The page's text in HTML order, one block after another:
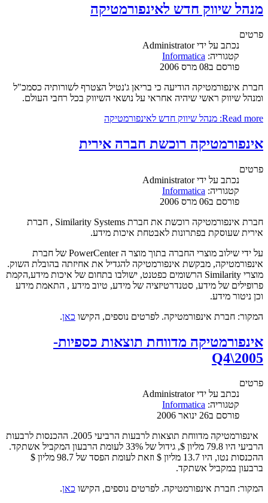
מנהל שיווק חדש לאינפורמטיקה
פרטים
נכתב על ידיAdministrator
קטגוריה: Informatica
פורסם ב08 מרס 2006
חברת אינפורמטיקה הודיעה כי בריאן ג'נטיל הצטרף לשורותיה כסמכ"ל
ומנהל שיווק ראשי שיהיה אחראי על נושאי השיווק בכל רחבי העולם.
Read more: מנהל שיווק חדש לאינפורמטיקה
אינפורמטיקה רוכשת חברה אירית
פרטים
נכתב על ידיAdministrator
קטגוריה: Informatica
פורסם ב06 מרס 2006
חברת אינפורמטיקה רוכשת את חברת Similarity Systems , חברת
אירית שעוסקת בפתרונות לאבטחת איכות מידע.
על ידי שילוב מוצרי החברה בתוך מוצר ה PowerCenter של חברת
אינפורמטיקה, מבקשת אינפורמטיקה להגדיל את אחיזתה בהובלת השוק.
מוצרי Similarity הרשומים כפטנט, ישולבו בתחום של איכות מידע,הקמת
פרופילים של מידע, סטנדרטיזציה של מידע, טיוב מידע , התאמת מידע
וכן ניטור מידע.
המקור: חברת אינפורמטיקה. לפרטים נוספים, הקישו כאן.
אינפורמטיקה מדווחת תוצאות כספיות-
Q4\2005
פרטים
נכתב על ידיAdministrator
קטגוריה: Informatica
פורסם ב26 ינואר 2006
אינפורמטיקה מדווחת תוצאות לרבעות הרביעי 2005. ההכנסות לרבעות
הרביעי היו 79.8 מליון $, גידול של 33% לעומת הרבעון המקביל אשתקד.
ההכנסות נטו, היו 13.7 מליון $ וזאת לעומת הפסד של 98.7 מליון $
ברבעון במקביל אשתקד.
המקור: חברת אינפורמטיקה. לפרטים נוספים, הקישו כאן.